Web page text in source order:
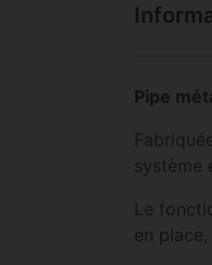
Pipe
système
Le
en